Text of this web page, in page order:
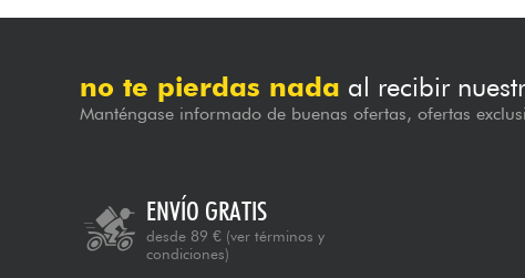
no te pierdas nada al recibir
Manténgase informado de buenas ofertas, ofertas
ENVÍO GRATIS
desde 89 € (ver términos y
condiciones)